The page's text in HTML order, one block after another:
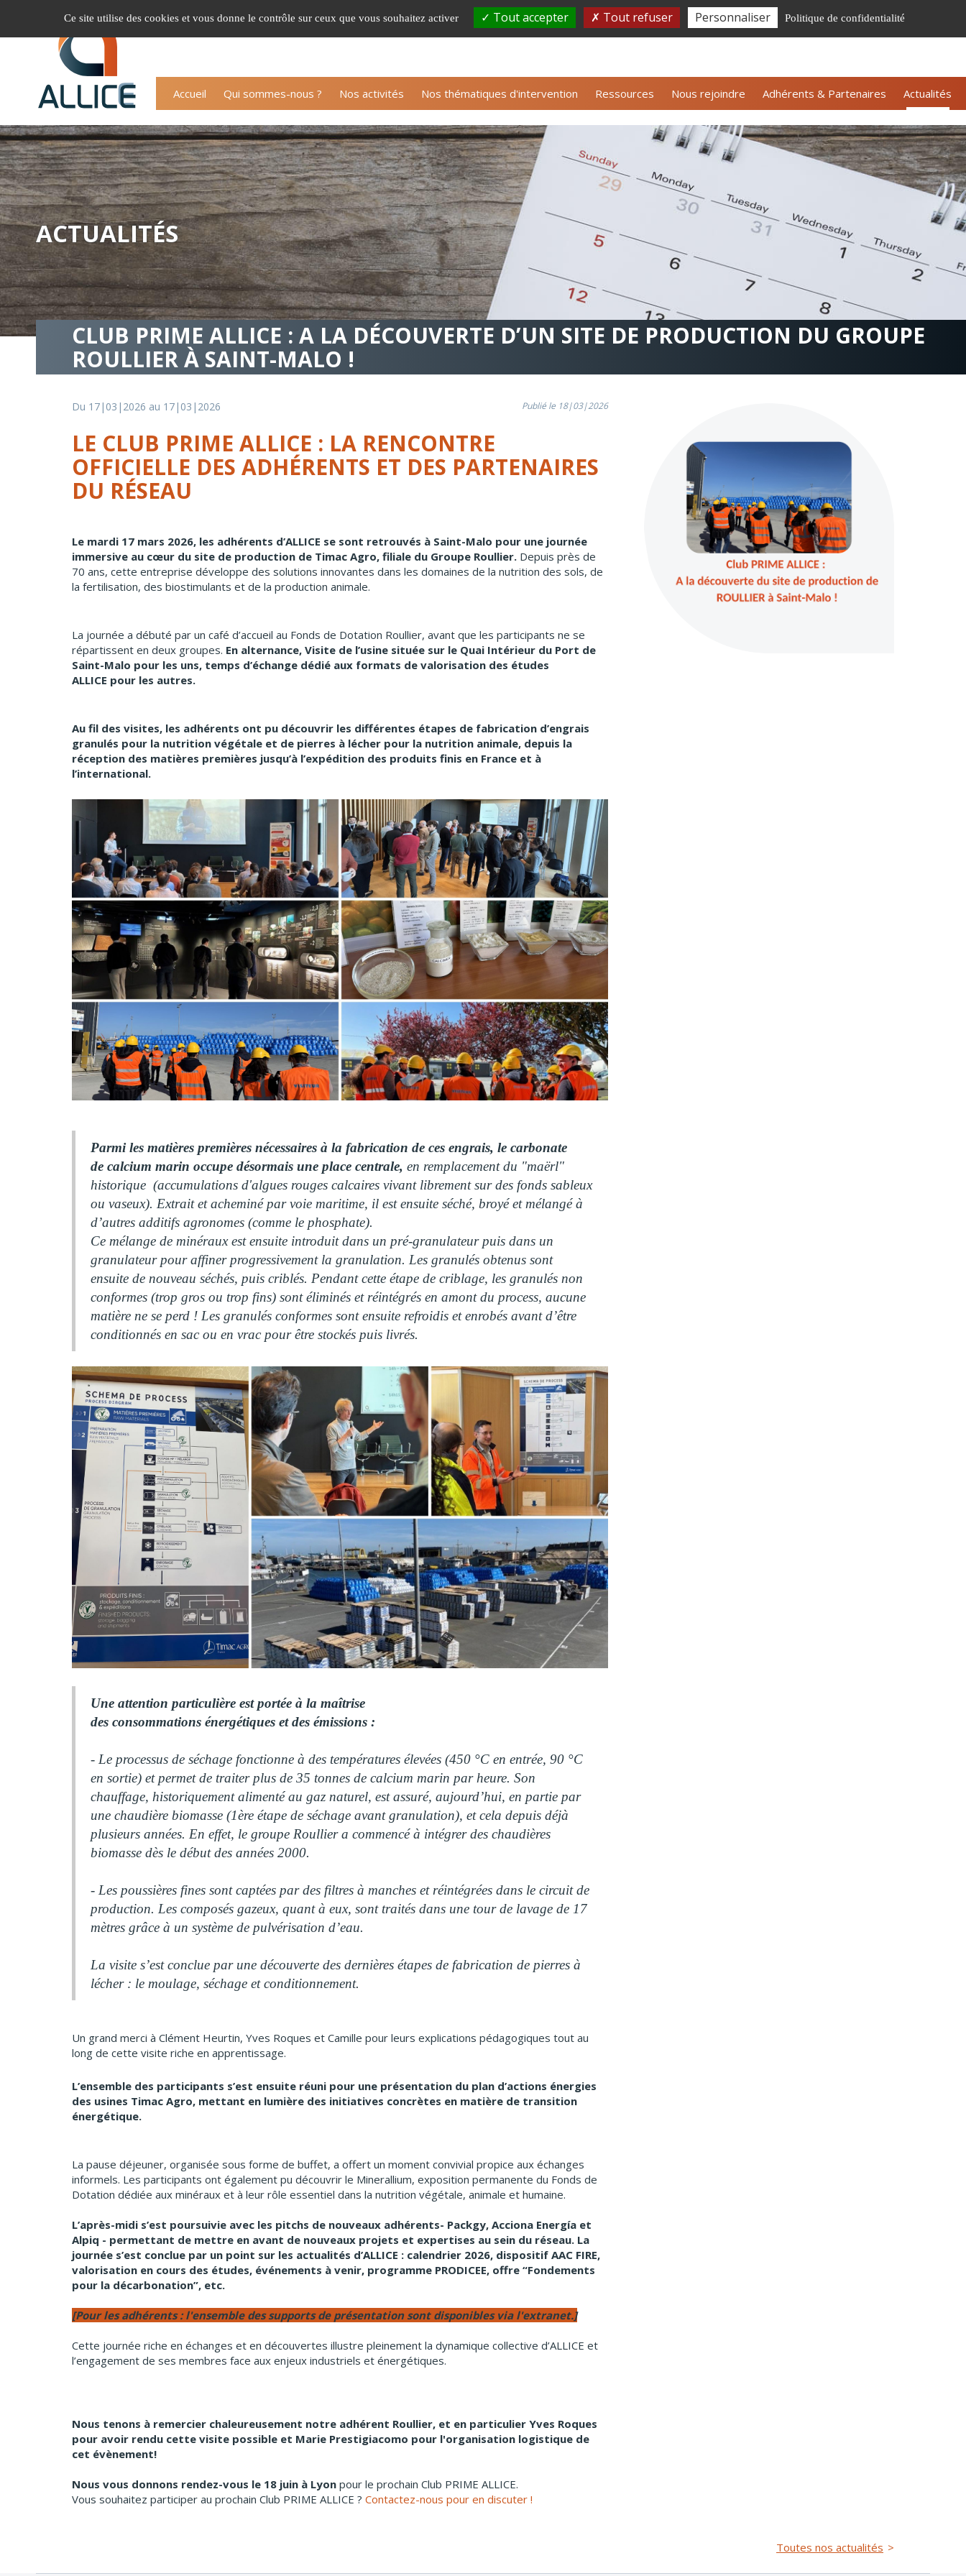
Accueil Qui sommes-nous ? Nos activités Nos thématiques d'intervention Ressources Nous rejoindre Adhérents & Partenaires Actualités
S'inscrire à la newsletter ALLICE Nous contacter Espace adhérents
ACTUALITÉS
CLUB PRIME ALLICE : A LA DÉCOUVERTE D’UN SITE DE PRODUCTION DU GROUPE
ROULLIER À SAINT-MALO !
Du 17|03|2026 au 17|03|2026 Publié le 18|03|2026
LE CLUB PRIME ALLICE : LA RENCONTRE
OFFICIELLE DES ADHÉRENTS ET DES PARTENAIRES
DU RÉSEAU
Le mardi 17 mars 2026, les adhérents d’ALLICE se sont retrouvés à Saint-Malo pour une journée
immersive au cœur du site de production de Timac Agro, filiale du Groupe Roullier. Depuis près de
70 ans, cette entreprise développe des solutions innovantes dans les domaines de la nutrition des sols, de
la fertilisation, des biostimulants et de la production animale.
La journée a débuté par un café d’accueil au Fonds de Dotation Roullier, avant que les participants ne se
répartissent en deux groupes. En alternance, Visite de l’usine située sur le Quai Intérieur du Port de
Saint-Malo pour les uns, temps d’échange dédié aux formats de valorisation des études
ALLICE pour les autres.
Au fil des visites, les adhérents ont pu découvrir les différentes étapes de fabrication d’engrais
granulés pour la nutrition végétale et de pierres à lécher pour la nutrition animale, depuis la
réception des matières premières jusqu’à l’expédition des produits finis en France et à
l’international.
Parmi les matières premières nécessaires à la fabrication de ces engrais, le carbonate
de calcium marin occupe désormais une place centrale, en remplacement du "maërl"
historique (accumulations d'algues rouges calcaires vivant librement sur des fonds sableux
ou vaseux). Extrait et acheminé par voie maritime, il est ensuite séché, broyé et mélangé à
d’autres additifs agronomes (comme le phosphate).
Ce mélange de minéraux est ensuite introduit dans un pré-granulateur puis dans un
granulateur pour affiner progressivement la granulation. Les granulés obtenus sont
ensuite de nouveau séchés, puis criblés. Pendant cette étape de criblage, les granulés non
conformes (trop gros ou trop fins) sont éliminés et réintégrés en amont du process, aucune
matière ne se perd ! Les granulés conformes sont ensuite refroidis et enrobés avant d’être
conditionnés en sac ou en vrac pour être stockés puis livrés.
Une attention particulière est portée à la maîtrise
des consommations énergétiques et des émissions :
- Le processus de séchage fonctionne à des températures élevées (450 °C en entrée, 90 °C
en sortie) et permet de traiter plus de 35 tonnes de calcium marin par heure. Son
chauffage, historiquement alimenté au gaz naturel, est assuré, aujourd’hui, en partie par
une chaudière biomasse (1ère étape de séchage avant granulation), et cela depuis déjà
plusieurs années. En effet, le groupe Roullier a commencé à intégrer des chaudières
biomasse dès le début des années 2000.
- Les poussières fines sont captées par des filtres à manches et réintégrées dans le circuit de
production. Les composés gazeux, quant à eux, sont traités dans une tour de lavage de 17
mètres grâce à un système de pulvérisation d’eau.
La visite s’est conclue par une découverte des dernières étapes de fabrication de pierres à
lécher : le moulage, séchage et conditionnement.
Un grand merci à Clément Heurtin, Yves Roques et Camille pour leurs explications pédagogiques tout au
long de cette visite riche en apprentissage.
L’ensemble des participants s’est ensuite réuni pour une présentation du plan d’actions énergies
des usines Timac Agro, mettant en lumière des initiatives concrètes en matière de transition
énergétique.
La pause déjeuner, organisée sous forme de buffet, a offert un moment convivial propice aux échanges
informels. Les participants ont également pu découvrir le Minerallium, exposition permanente du Fonds de
Dotation dédiée aux minéraux et à leur rôle essentiel dans la nutrition végétale, animale et humaine.
L’après-midi s’est poursuivie avec les pitchs de nouveaux adhérents- Packgy, Acciona Energía et
Alpiq - permettant de mettre en avant de nouveaux projets et expertises au sein du réseau. La
journée s’est conclue par un point sur les actualités d’ALLICE : calendrier 2026, dispositif AAC FIRE,
valorisation en cours des études, événements à venir, programme PRODICEE, offre “Fondements
pour la décarbonation”, etc.
[Pour les adhérents : l'ensemble des supports de présentation sont disponibles via l'extranet.]
Cette journée riche en échanges et en découvertes illustre pleinement la dynamique collective d’ALLICE et
l’engagement de ses membres face aux enjeux industriels et énergétiques.
Nous tenons à remercier chaleureusement notre adhérent Roullier, et en particulier Yves Roques
pour avoir rendu cette visite possible et Marie Prestigiacomo pour l'organisation logistique de
cet évènement!
Nous vous donnons rendez-vous le 18 juin à Lyon pour le prochain Club PRIME ALLICE.
Vous souhaitez participer au prochain Club PRIME ALLICE ? Contactez-nous pour en discuter !
Toutes nos actualités
Ce site utilise des cookies et vous donne le contrôle sur ceux que vous souhaitez activer Tout accepter Tout refuser Personnaliser Politique de confidentialité